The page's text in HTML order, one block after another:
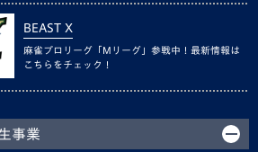
BEAST X
麻雀プロリーグ「Mリーグ」参戦中！最新情報は
こちらをチェック！
事業